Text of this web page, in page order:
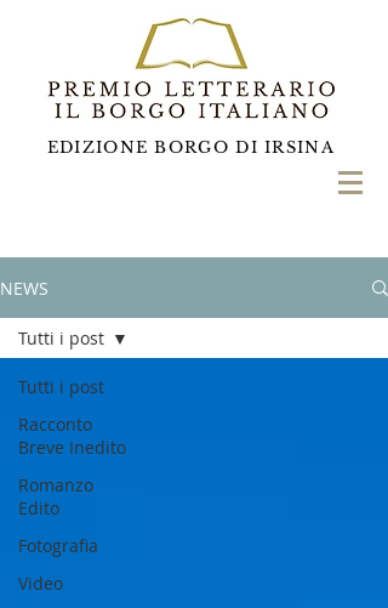
EDIZIONE BORGO DI IRSINA
NEWS
Tutti i post
Racconto
Breve Inedito
Romanzo
Edito
Fotografia
Video
Tutti i post